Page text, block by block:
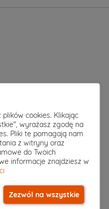
cookies. Klikając
wyrażasz zgodę na
Pliki te pomagają nam
z witryny oraz
do Twoich
informacje znajdziesz w
Zezwól na wszystkie